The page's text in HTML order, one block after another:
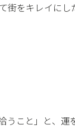
街をキレイにし
うこと」と、